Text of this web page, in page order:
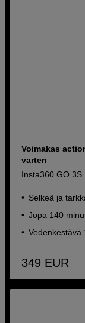
Voimakas
varten
Insta360 GO
Selkeä ja
Jopa 140
Vedenkestävä
349 EUR